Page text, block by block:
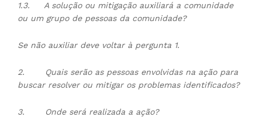
1.3. A solução ou mitigação auxiliará a comunidade
ou um grupo de pessoas da comunidade?
Se não auxiliar deve voltar à pergunta 1.
2.
Quais serão as pessoas envolvidas na ação para
buscar resolver ou mitigar os problemas identificados?
3. Onde será realizada a ação?